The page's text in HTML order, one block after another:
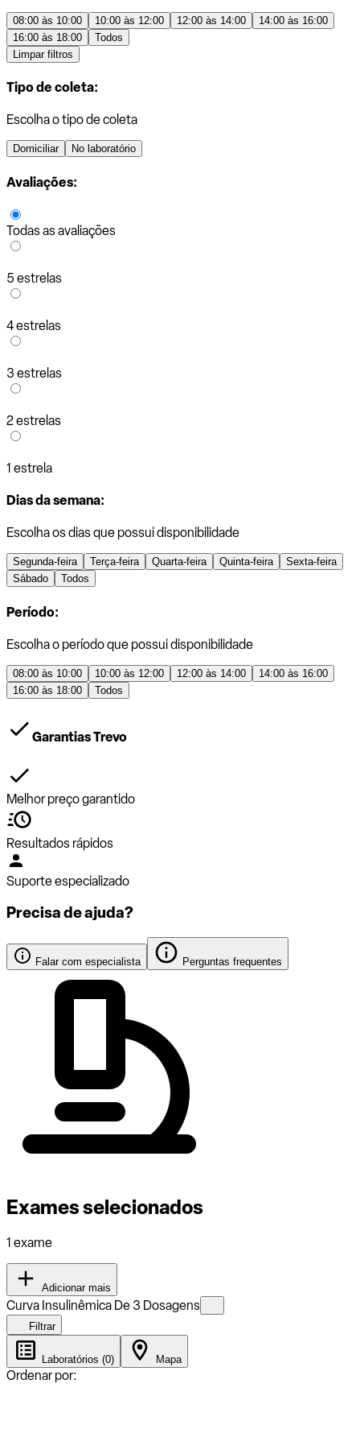
08:00 às 10:00 10:00 às 12:00 12:00 às 14:00
14:00 às 16:00
16:00 às 18:00
Todos
Limpar filtros
Tipo de coleta:
Escolha o tipo de coleta
Domiciliar No laboratório
Avaliações:
Todas as avaliações
5 estrelas
4 estrelas
3 estrelas
2 estrelas
1 estrela
Dias da semana:
Escolha os dias que possui disponibilidade
Segunda-feira Terça-feira Quarta-feira Quinta-feira
Sexta-feira
Sábado
Todos
Período:
Escolha o período que possui disponibilidade
08:00 às 10:00 10:00 às 12:00 12:00 às 14:00
14:00 às 16:00
16:00 às 18:00
Todos
Garantias Trevo
Melhor preço garantido
Resultados rápidos
Suporte especializado
Precisa de ajuda?
Falar com especialista Perguntas frequentes
Exames selecionados
1 exame
Adicionar mais
Curva Insulinêmica De 3 Dosagens
Filtrar
Laboratórios (0) Mapa
Ordenar por: